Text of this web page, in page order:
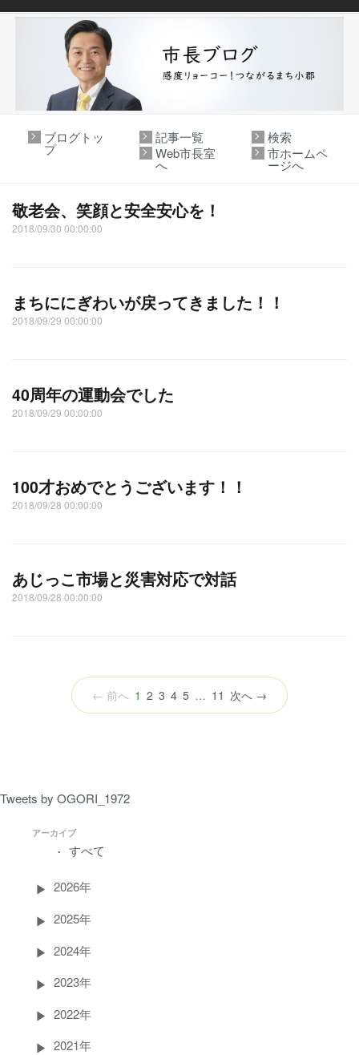
ブログトッ
プ
記事一覧
検索
Web市長室
へ
市ホームペ
ージへ
Tweets by OGORI_1972
アーカイブ
すべて
2026年
2025年
2024年
2023年
2022年
2021年
敬老会、笑顔と安全安心を！
2018/09/30 00:00:00
まちににぎわいが戻ってきました！！
2018/09/29 00:00:00
40周年の運動会でした
2018/09/29 00:00:00
100才おめでとうございます！！
2018/09/28 00:00:00
あじっこ市場と災害対応で対話
2018/09/28 00:00:00
← 前へ 1 （こ
の
2 3 4 5 … 11 次へ →